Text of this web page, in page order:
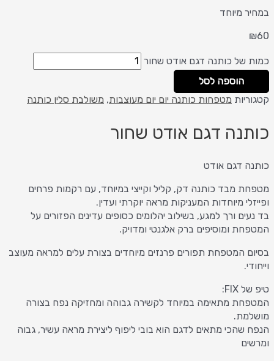
במחיר מיוחד
₪60
כמות של כותנה דגם אודט שחור
הוספה לסל
קטגוריות מטפחות כותנה יום יום מעוצבות, משולבת סלין כותנה
כותנה דגם אודט שחור
כותנה דגם אודט
מטפחת מבד כותנה דק, קליל וקייצי במיוחד, עם רקמות פרחים
ופייזלי מיוחדות המעניקות מראה יוקרתי ועדין.
בד נעים ורך למגע, בשילוב יהלומים כסופים עדינים הפזורים על
המטפחת ומוסיפים ברק אלגנטי ומדויק.
בסיום המטפחת תפורים פרנזים מיוחדים בצורת עלים למראה מעוצב
וייחודי.
טיפ של FIX:
המטפחת מתאימה במיוחד לקשירה גבוהה ומחזיקה נפח בצורה
מושלמת.
הנפח שהכי מתאים לדגם הוא בובי ליפוף ליצירת מראה עשיר, גבוה
ומרשים